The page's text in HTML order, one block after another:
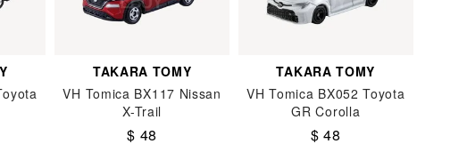
TAKARA TOMY
VH Tomica BX117 Nissan
X-Trail
$ 48
TAKARA TOMY
VH Tomica BX052 Toyota
GR Corolla
$ 48